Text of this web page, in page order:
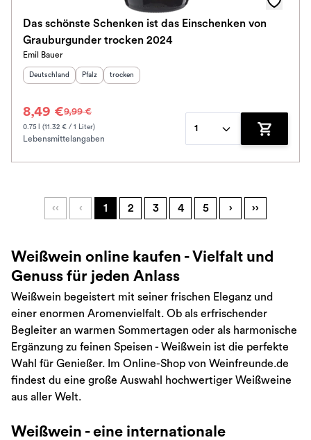
Das schönste Schenken ist das Einschenken von
Grauburgunder trocken 2024
Emil Bauer
Herkunftsland
Deutschland Herkunftsregion
Pfalz Geschmack
trocken
8,49 €9,99 €
0.75 l (11.32 € / 1 Liter)
Lebensmittelangaben
1
Zum
‹‹ ‹ 1 2 3 4 5 › ››
Weißwein online kaufen - Vielfalt und
Genuss für jeden Anlass
Weißwein begeistert mit seiner frischen Eleganz und
einer enormen Aromenvielfalt. Ob als erfrischender
Begleiter an warmen Sommertagen oder als harmonische
Ergänzung zu feinen Speisen - Weißwein ist die perfekte
Wahl für Genießer. Im Online-Shop von Weinfreunde.de
findest du eine große Auswahl hochwertiger Weißweine
aus aller Welt.
Weißwein - eine internationale